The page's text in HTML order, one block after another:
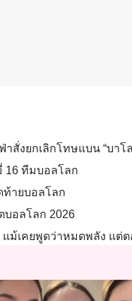
สั่งยกเลิกโทษแบน “บาโ
16 ทีมบอลโลก
ท้ายบอลโลก
บอลโลก 2026
แม้เคยพูดว่าหมดพลัง แต่